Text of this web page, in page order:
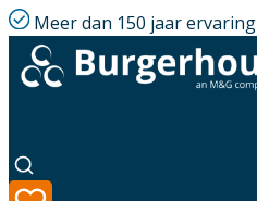
Meer dan 150 jaar ervaring